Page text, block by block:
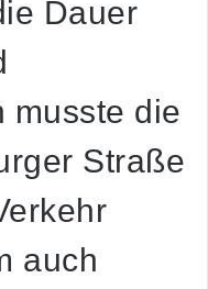
Dauer
musste die
Straße
auch